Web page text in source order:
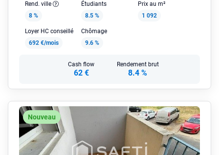
Rend. ville
8 %
Étudiants
8.5 %
Prix au m²
1 092
Loyer HC conseillé
692 €/mois
Chômage
9.6 %
Cash flow
62 €
Rendement brut
8.4 %
Nouveau